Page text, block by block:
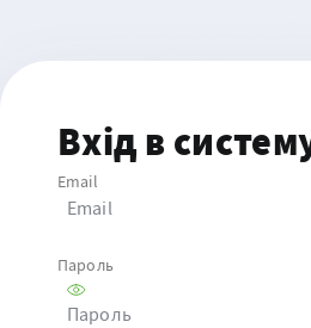
Вхід в
Email
Email
Пароль
Пароль